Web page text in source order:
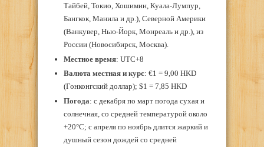
Тайбей, Токио, Хошимин, Куала-Лумпур,
Бангкок, Манила и др.), Северной Америки
(Ванкувер, Нью-Йорк, Монреаль и др.), из
России (Новосибирск, Москва).
Местное время: UTC+8
Валюта местная и курс: €1 = 9,00 HKD
(Гонконгский доллар); $1 = 7,85 HKD
Погода: с декабря по март погода сухая и
солнечная, со средней температурой около
+20°C; с апреля по ноябрь длится жаркий и
душный сезон дождей со средней